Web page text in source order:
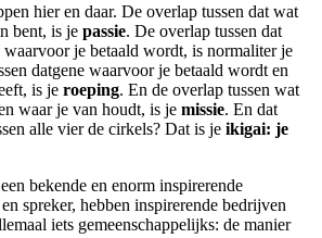
hier en daar. De overlap tussen dat wat
bent, is je passie. De overlap tussen dat
je betaald wordt, is normaliter je
datgene waarvoor je betaald wordt en
is je roeping. En de overlap tussen wat
waar je van houdt, is je missie. En dat
alle vier de cirkels? Dat is je ikigai: je
bekende en enorm inspirerende
spreker, hebben inspirerende bedrijven
iets gemeenschappelijks: de manier